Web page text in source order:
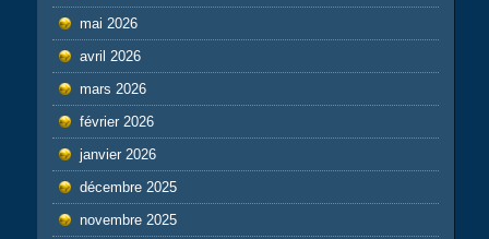
mai 2026
avril 2026
mars 2026
février 2026
janvier 2026
décembre 2025
novembre 2025